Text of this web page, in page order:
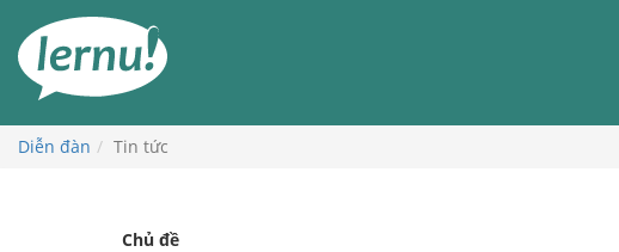
đến
phần
dung
Diễn đàn Tin tức
Chủ đề